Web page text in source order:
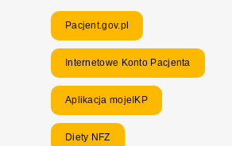
Pacjent.gov.pl
Internetowe Konto Pacjenta
Aplikacja mojeIKP
Diety NFZ